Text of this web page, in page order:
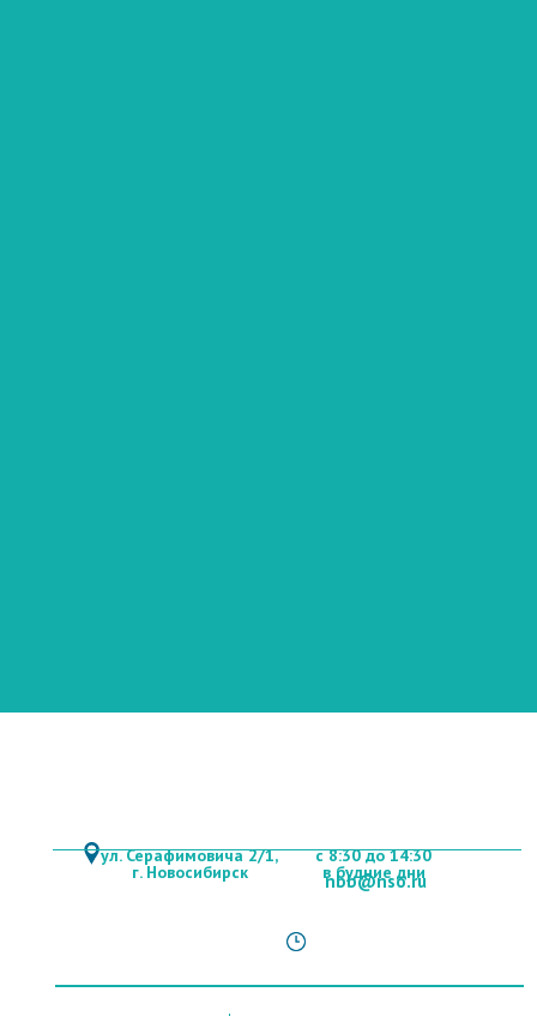
ул. Серафимовича 2/1,
г. Новосибирск nbb@nso.ru
с 8:30 до 14:30
в будние дни